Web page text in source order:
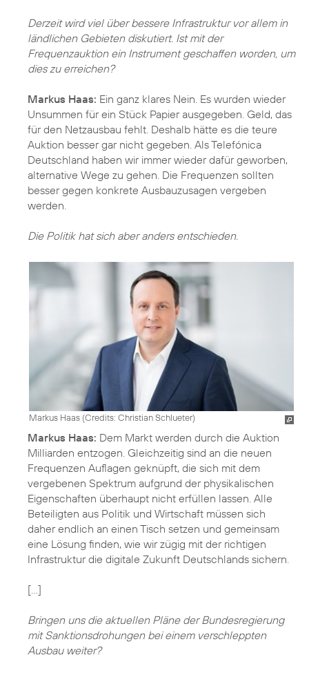
Derzeit wird viel über bessere Infrastruktur vor allem in
ländlichen Gebieten diskutiert. Ist mit der
Frequenzauktion ein Instrument geschaffen worden, um
dies zu erreichen?
Markus Haas: Ein ganz klares Nein. Es wurden wieder
Unsummen für ein Stück Papier ausgegeben. Geld, das
für den Netzausbau fehlt. Deshalb hätte es die teure
Auktion besser gar nicht gegeben. Als Telefónica
Deutschland haben wir immer wieder dafür geworben,
alternative Wege zu gehen. Die Frequenzen sollten
besser gegen konkrete Ausbauzusagen vergeben
werden.
Die Politik hat sich aber anders entschieden.
Markus Haas (Credits: Christian Schlueter)
Markus Haas: Dem Markt werden durch die Auktion
Milliarden entzogen. Gleichzeitig sind an die neuen
Frequenzen Auflagen geknüpft, die sich mit dem
vergebenen Spektrum aufgrund der physikalischen
Eigenschaften überhaupt nicht erfüllen lassen. Alle
Beteiligten aus Politik und Wirtschaft müssen sich
daher endlich an einen Tisch setzen und gemeinsam
eine Lösung finden, wie wir zügig mit der richtigen
Infrastruktur die digitale Zukunft Deutschlands sichern.
[…]
Bringen uns die aktuellen Pläne der Bundesregierung
mit Sanktionsdrohungen bei einem verschleppten
Ausbau weiter?